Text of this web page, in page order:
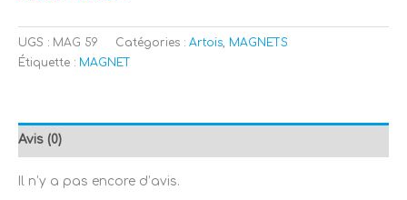
UGS : MAG 59 Catégories : Artois, MAGNETS
Étiquette : MAGNET
Avis (0)
Il n’y a pas encore d’avis.